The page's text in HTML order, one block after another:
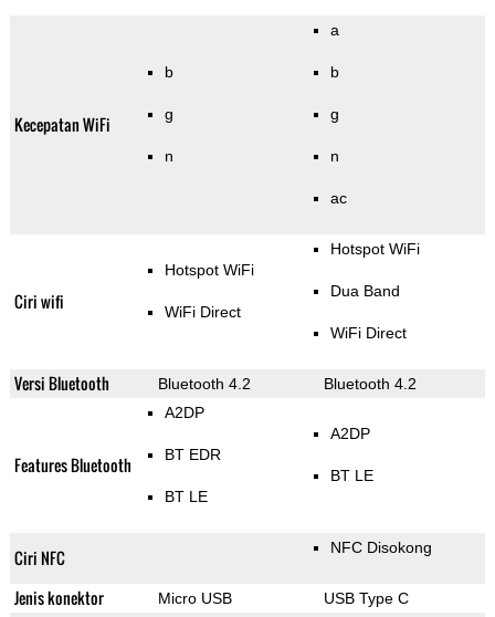
Kecepatan WiFi
b
g
n
a
b
g
n
ac
Ciri wifi
Hotspot WiFi
WiFi Direct
Hotspot WiFi
Dua Band
WiFi Direct
Versi Bluetooth Bluetooth 4.2 Bluetooth 4.2
Features Bluetooth
A2DP
BT EDR
BT LE
A2DP
BT LE
Ciri NFC NFC Disokong
Jenis konektor Micro USB USB Type C